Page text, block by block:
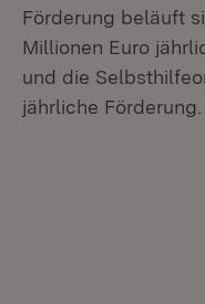
Förderung beläuft
Millionen Euro
und die
jährliche Förderung.